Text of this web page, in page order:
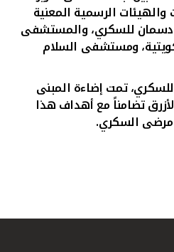
والهيئات الرسمية المعنية
للسكري، والمستشفى
ومستشفى السلام
تمت إضاءة المبنى
تضامناً مع أهداف هذا
مرضى السكري.